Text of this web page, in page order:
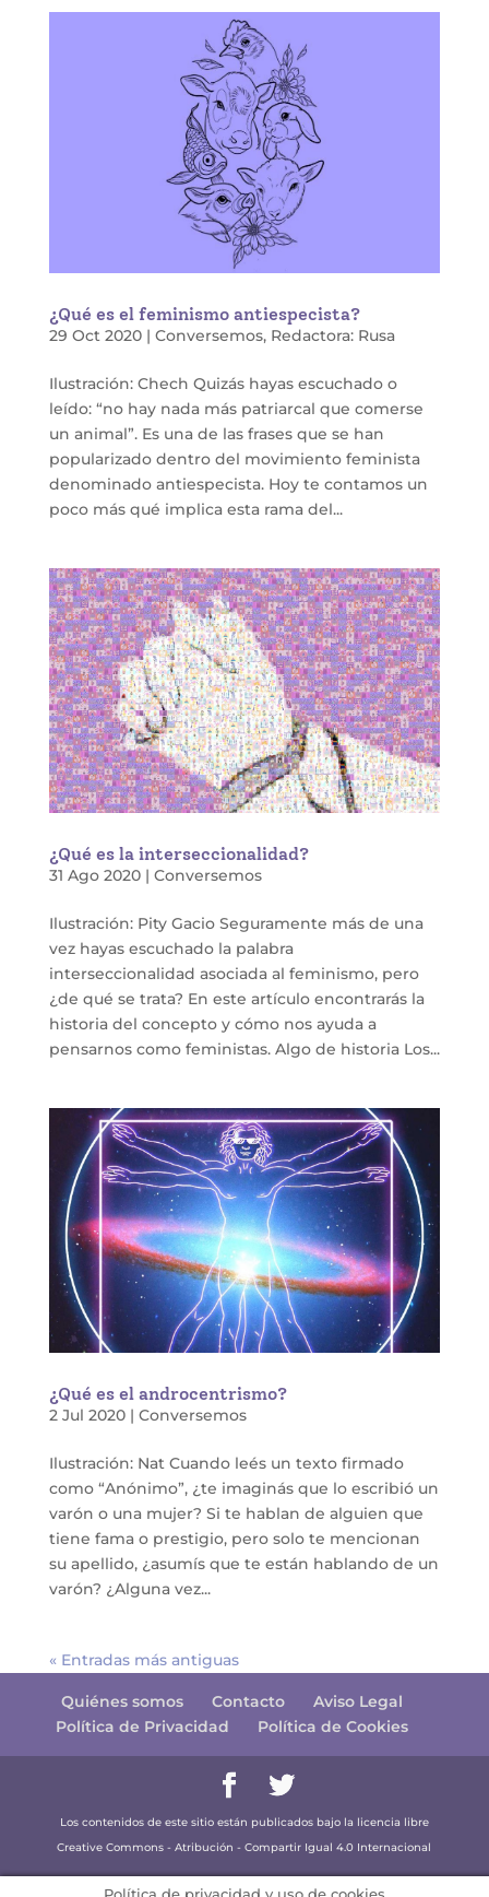
¿Qué es el feminismo antiespecista?
29 Oct 2020| Conversemos, Redactora: Rusa
Ilustración: Chech Quizás hayas escuchado o
leído: “no hay nada más patriarcal que comerse
un animal”. Es una de las frases que se han
popularizado dentro del movimiento feminista
denominado antiespecista. Hoy te contamos un
poco más qué implica esta rama del...
¿Qué es la interseccionalidad?
31 Ago 2020| Conversemos
Ilustración: Pity Gacio Seguramente más de una
vez hayas escuchado la palabra
interseccionalidad asociada al feminismo, pero
¿de qué se trata? En este artículo encontrarás la
historia del concepto y cómo nos ayuda a
pensarnos como feministas. Algo de historia Los...
¿Qué es el androcentrismo?
2 Jul 2020| Conversemos
Ilustración: Nat Cuando leés un texto firmado
como “Anónimo”, ¿te imaginás que lo escribió un
varón o una mujer? Si te hablan de alguien que
tiene fama o prestigio, pero solo te mencionan
su apellido, ¿asumís que te están hablando de un
varón? ¿Alguna vez...
« Entradas más antiguas
Quiénes somos Contacto
Aviso Legal
Política de Privacidad
Política de Cookies
Los contenidos de este sitio están publicados bajo la licencia libre
Creative Commons - Atribución - Compartir Igual 4.0 Internacional